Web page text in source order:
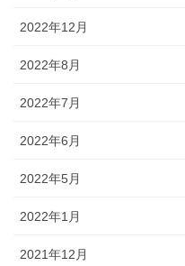
2022年12月
2022年8月
2022年7月
2022年6月
2022年5月
2022年1月
2021年12月